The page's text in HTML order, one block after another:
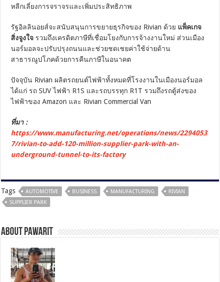
หลีกเลี่ยงการจราจรและเพิ่มประสิทธิภาพ
รัฐอิลลินอยส์จะสนับสนุนการขยายธุรกิจของ Rivian ด้วย แพ็คเกจ
สิ่งจูงใจ รวมถึงเครดิตภาษีที่เชื่อมโยงกับการจ้างงานใหม่ ส่วนเมือง
นอร์มอลจะปรับปรุงถนนและช่วยชดเชยค่าใช้จ่ายด้าน
สาธารณูปโภคด้วยการคืนภาษีในอนาคต
ปัจจุบัน Rivian ผลิตรถยนต์ไฟฟ้าทั้งหมดที่โรงงานในเมืองนอร์มอล
ได้แก่ รถ SUV ไฟฟ้า R1S และรถบรรทุก R1T รวมถึงรถตู้ส่งของ
ไฟฟ้าของ Amazon และ Rivian Commercial Van
ที่มา :
https://www.manufacturing.net/operations/news/2294053
7/rivian-to-add-120-million-supplier-park-with-an-
underground-tunnel-to-its-factory
Tags AUTOMOTIVE BUSINESS MANUFACTURING
RIVIAN
SUPPLIER PARK
About pawarit